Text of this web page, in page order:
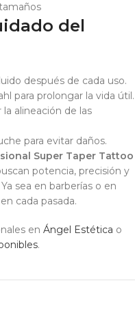
del
después de cada uso.
para prolongar la vida útil.
alineación de las
para evitar daños.
Super Taper Tattoo
potencia, precisión y
sea en barberías o en
cada pasada.
en Ángel Estética o
.